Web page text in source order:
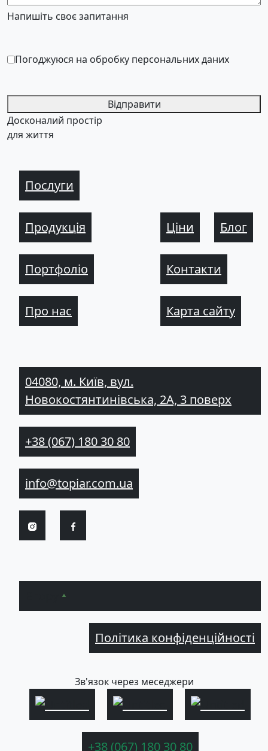
Напишіть своє запитання
Погоджуюся на обробку персональних даних
Відправити
Досконалий простір
для життя
Послуги
Продукція
Портфоліо
Про нас
Ціни Блог
Контакти
Карта сайту
04080, м. Київ, вул.
Новокостянтинівська, 2А, 3 поверх
+38 (067) 180 30 80
info@topiar.com.ua
Політика конфіденційності
Зв'язок через меседжери
+38 (067) 180 30 80